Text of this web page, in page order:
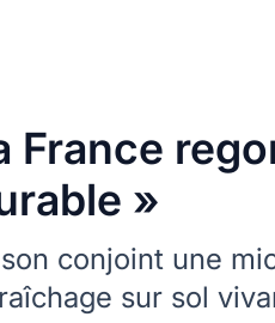
France
»
conjoint une
sur sol